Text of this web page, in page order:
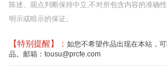
陈述、观点判断保持中立,不对所包含内容的准确
明示或暗示的保证。
【特别提醒】： 如您不希望作品出现在本站，
品。邮箱：tousu@prcfe.com